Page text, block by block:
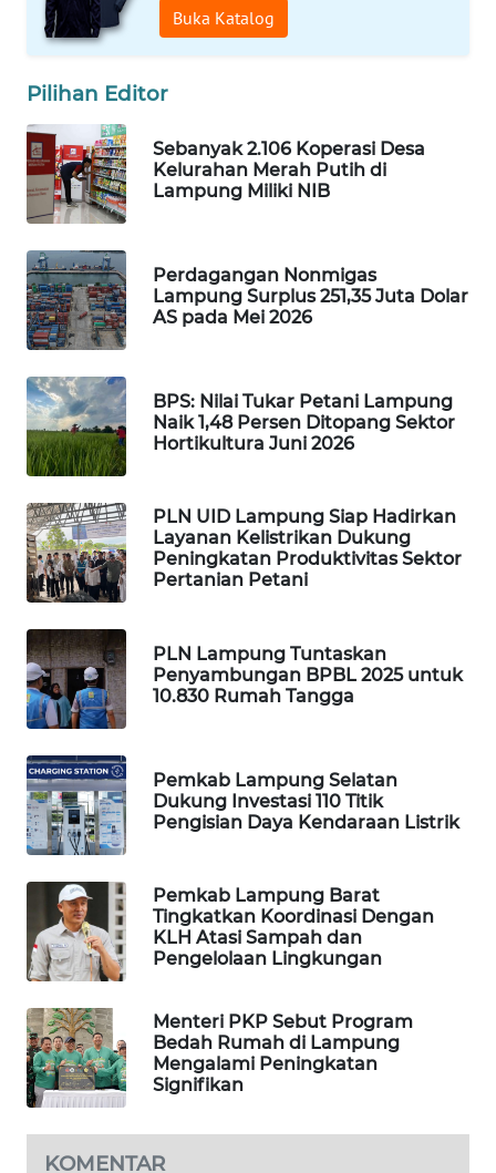
Buka Katalog
Pilihan Editor
Sebanyak 2.106 Koperasi Desa
Kelurahan Merah Putih di
Lampung Miliki NIB
Perdagangan Nonmigas
Lampung Surplus 251,35 Juta Dolar
AS pada Mei 2026
BPS: Nilai Tukar Petani Lampung
Naik 1,48 Persen Ditopang Sektor
Hortikultura Juni 2026
PLN UID Lampung Siap Hadirkan
Layanan Kelistrikan Dukung
Peningkatan Produktivitas Sektor
Pertanian Petani
PLN Lampung Tuntaskan
Penyambungan BPBL 2025 untuk
10.830 Rumah Tangga
Pemkab Lampung Selatan
Dukung Investasi 110 Titik
Pengisian Daya Kendaraan Listrik
Pemkab Lampung Barat
Tingkatkan Koordinasi Dengan
KLH Atasi Sampah dan
Pengelolaan Lingkungan
Menteri PKP Sebut Program
Bedah Rumah di Lampung
Mengalami Peningkatan
Signifikan
KOMENTAR
WAHANANEWS
WAHANANEWS
CO ID
WAHANANEWS
WAHANA
SPORT
WAHANA
UMKM
WAHANA
SELEB
WAHANA
PERSONA
OTOMOTIF
WAHANA
HEALTH
WAHANA
DESA
WISATA
LAPAK
WAHANA
Wahana
KONSUMEN
LISTRIK
KELISTRIKAN